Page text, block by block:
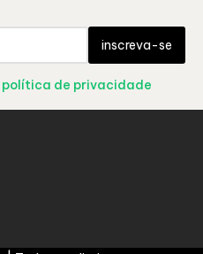
inscreva-se
política de privacidade